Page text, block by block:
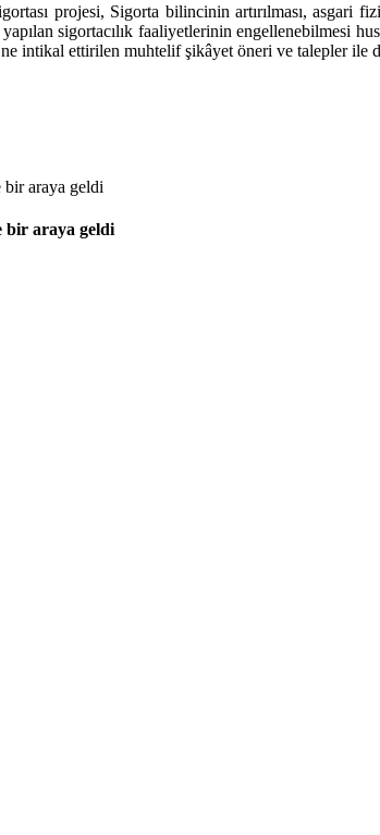
bir araya geldi
projesi, Sigorta bilincinin artırılması,asgari
sigortacılık faaliyetlerinin engellenebilmesi
intikal ettirilen muhtelif şikâyet öneri ve talepler ile